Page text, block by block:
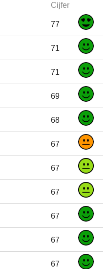
Cijfer
77
71
71
69
68
67
67
67
67
67
67